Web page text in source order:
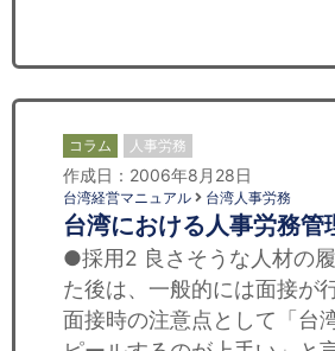
コラム 人事労務
作成日：2006年8月28日
台湾経営マニュアル 台湾人事労務
台湾における人事労務管
●採用2 良さそうな人材の
た後は、一般的には面接が
面接時の注意点として「台